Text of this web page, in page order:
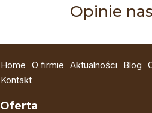
Opinie
Home O firmie Aktualności Blog
Kontakt
Oferta